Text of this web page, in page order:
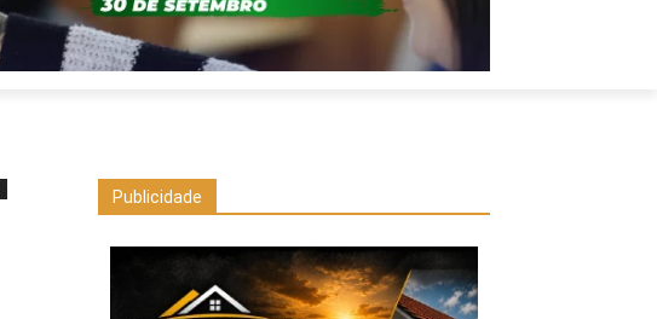
Publicidade